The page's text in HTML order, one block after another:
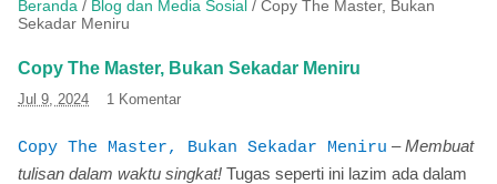
Beranda / Blog dan Media Sosial / Copy The Master, Bukan
Sekadar Meniru
Copy The Master, Bukan Sekadar Meniru
Jul 9, 2024 1 Komentar
Copy The Master, Bukan Sekadar Meniru –Membuat
tulisan dalam waktu singkat! Tugas seperti ini lazim ada dalam